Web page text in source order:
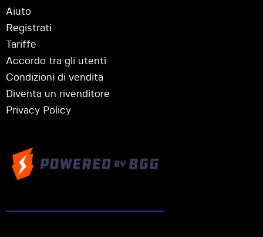
Aiuto
Registrati
Tariffe
Accordo tra gli utenti
Condizioni di vendita
Diventa un rivenditore
Privacy Policy